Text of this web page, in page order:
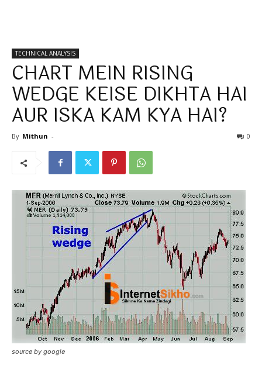
TECHNICAL ANALYSIS
CHART MEIN RISING
WEDGE KEISE DIKHTA HAI
AUR ISKA KAM KYA HAI?
By Mithun - 0
source by google